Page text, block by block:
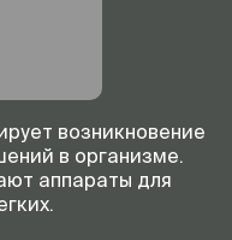
возникновение
в организме.
аппараты для